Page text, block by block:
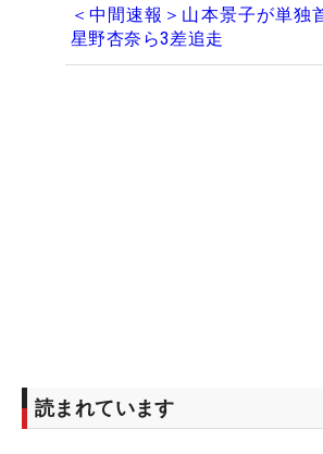
＜中間速報＞山本景子が単独
星野杏奈ら3差追走
読まれています